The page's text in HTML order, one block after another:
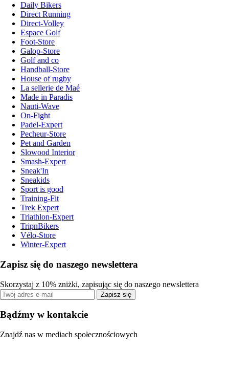
Daily Bikers
Direct Running
Direct-Volley
Espace Golf
Foot-Store
Galop-Store
Golf and co
Handball-Store
House of rugby
La sellerie de Maé
Made in Paradis
Nauti-Wave
On-Fight
Padel-Expert
Pecheur-Store
Pet and Garden
Slowood Interior
Smash-Expert
Sneak'In
Sneakids
Sport is good
Training-Fit
Trek Expert
Triathlon-Expert
TripnBikers
Vélo-Store
Winter-Expert
Zapisz się do naszego newslettera
Skorzystaj z 10% zniżki, zapisując się do naszego newslettera
Zapisz się
Bądźmy w kontakcie
Znajdź nas w mediach społecznościowych